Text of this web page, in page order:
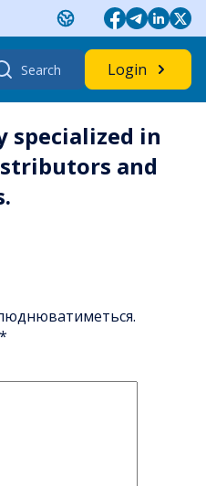
Login
specialized in
and
*